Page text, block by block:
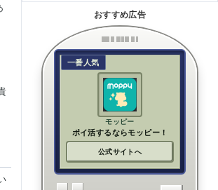
おすすめ広告
一番人気
モッピー
ポイ活するならモッピー！
公式サイトへ